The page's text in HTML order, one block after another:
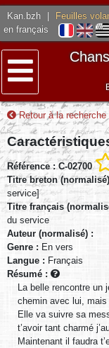
Kan.bzh Feuilles
en français
Menu
Retour à la recherche
Référence : C-02700
Titre breton
service]
Titre français
du service
Auteur (normalisé) :
Genre : En vers
Langue : Français
Résumé :
La belle rencontre
chemin avec lui, mais
Elle va suivre sa
t’avoir tant charmé
Maintenant il faudra